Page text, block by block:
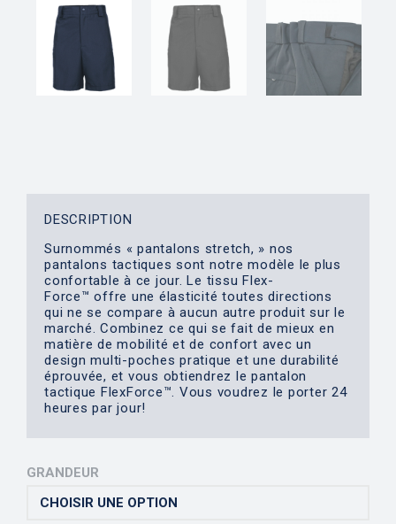
DESCRIPTION
Surnommés « pantalons stretch, » nos
pantalons tactiques sont notre modèle le plus
confortable à ce jour. Le tissu Flex-
Force™ offre une élasticité toutes directions
qui ne se compare à aucun autre produit sur le
marché. Combinez ce qui se fait de mieux en
matière de mobilité et de confort avec un
design multi-poches pratique et une durabilité
éprouvée, et vous obtiendrez le pantalon
tactique FlexForce™. Vous voudrez le porter 24
heures par jour!
GRANDEUR